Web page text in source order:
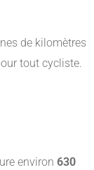
de kilomètres
tout cycliste.
environ 630